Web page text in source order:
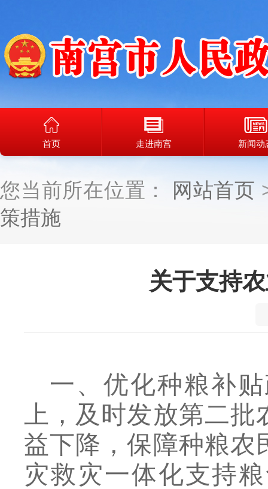
首页 走进南宫 新闻动
您当前所在位置：
网站首页
策措施
关于支持
一、优化种粮补
上，及时发放第二
益下降，保障种粮农
灾救灾一体化支持